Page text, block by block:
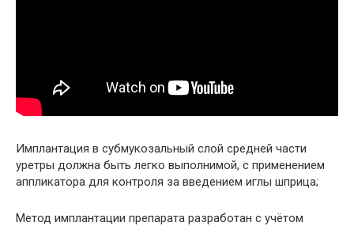
Имплантация в субмукозальный слой средней части
уретры должна быть легко выполнимой, с применением
аппликатора для контроля за введением иглы шприца;
Метод имплантации препарата разработан с учётом